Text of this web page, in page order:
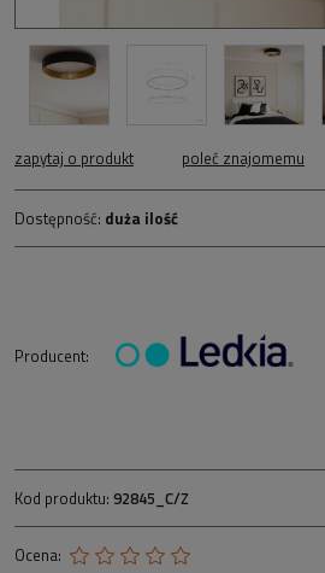
zapytaj o produkt poleć znajomemu
Dostępność: duża ilość
Producent:
Kod produktu: 92845_C/Z
Ocena: